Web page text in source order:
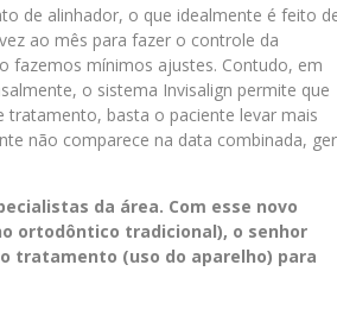
de alinhador, o que idealmente é feito
ao mês para fazer o controle da
fazemos mínimos ajustes. Contudo, em
o sistema Invisalign permite que
basta o paciente levar mais
não comparece na data combinada,
da área. Com esse novo
ortodôntico tradicional), o senhor
tratamento (uso do aparelho) para